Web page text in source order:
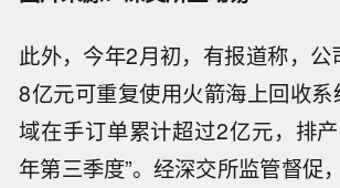
此外，今年2月初，有报道称，公
8亿元可重复使用火箭海上回收系
域在手订单累计超过2亿元，排
年第三季度”。经深交所监管督促